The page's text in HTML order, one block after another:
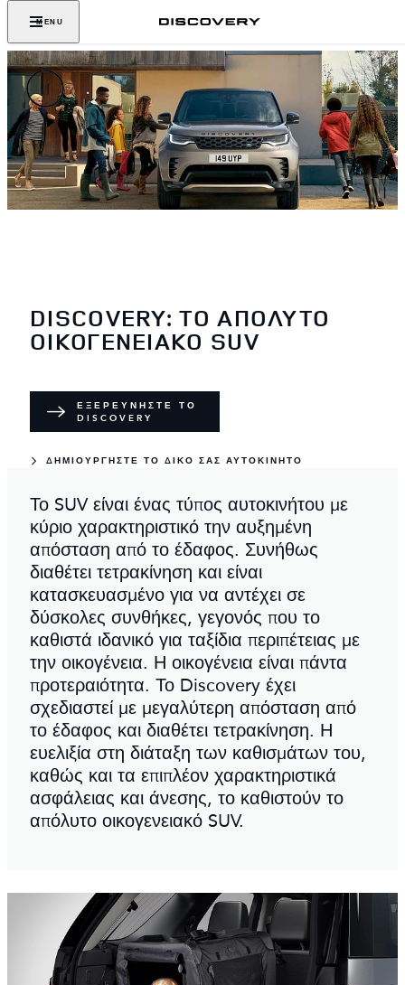
MENU
DISCOVERY: ΤΟ ΑΠΌΛΥΤΟ
ΟΙΚΟΓΕΝΕΙΑΚΌ SUV
ΕΞΕΡΕΥΝΉΣΤΕ ΤΟ
DISCOVERY
ΔΗΜΙΟΥΡΓΉΣΤΕ ΤΟ ΔΙΚΌ ΣΑΣ ΑΥΤΟΚΊΝΗΤΟ
Το SUV είναι ένας τύπος αυτοκινήτου με
κύριο χαρακτηριστικό την αυξημένη
απόσταση από το έδαφος. Συνήθως
διαθέτει τετρακίνηση και είναι
κατασκευασμένο για να αντέχει σε
δύσκολες συνθήκες, γεγονός που το
καθιστά ιδανικό για ταξίδια περιπέτειας με
την οικογένεια. Η οικογένεια είναι πάντα
προτεραιότητα. Το Discovery έχει
σχεδιαστεί με μεγαλύτερη απόσταση από
το έδαφος και διαθέτει τετρακίνηση. Η
ευελιξία στη διάταξη των καθισμάτων του,
καθώς και τα επιπλέον χαρακτηριστικά
ασφάλειας και άνεσης, το καθιστούν το
απόλυτο οικογενειακό SUV.